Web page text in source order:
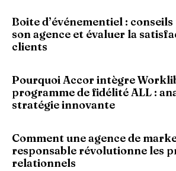
Boite d’événementiel :
son agence et évaluer la
clients
Pourquoi Accor intègre
programme de fidélité ALL :
stratégie innovante
Comment une agence de
responsable révolutionne les
relationnels